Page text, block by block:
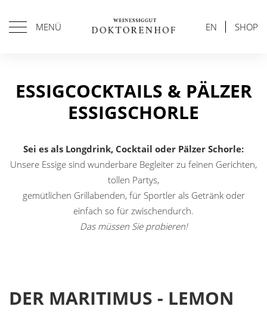
MENÜ EN SHOP
ESSIGCOCKTAILS & PÄLZER
ESSIGSCHORLE
Sei es als Longdrink, Cocktail oder Pälzer Schorle:
Unsere Essige sind wunderbare Begleiter zu feinen Gerichten,
tollen Partys,
gemütlichen Grillabenden, für Sportler als Getränk oder
einfach so für zwischendurch.
Das müssen Sie probieren!
DER MARITIMUS - LEMON